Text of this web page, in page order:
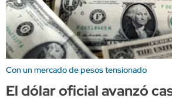
Con un mercado de pesos tensionado
El dólar oficial avanzó